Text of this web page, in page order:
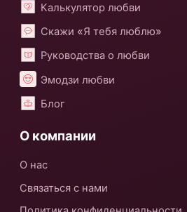
Калькулятор любви
Скажи «Я тебя люблю»
Руководства о любви
Эмодзи любви
Блог
О компании
О нас
Связаться с нами